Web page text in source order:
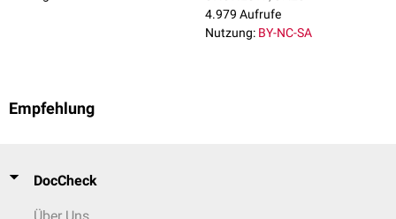
4.979 Aufrufe
Nutzung: BY-NC-SA
Empfehlung
DocCheck